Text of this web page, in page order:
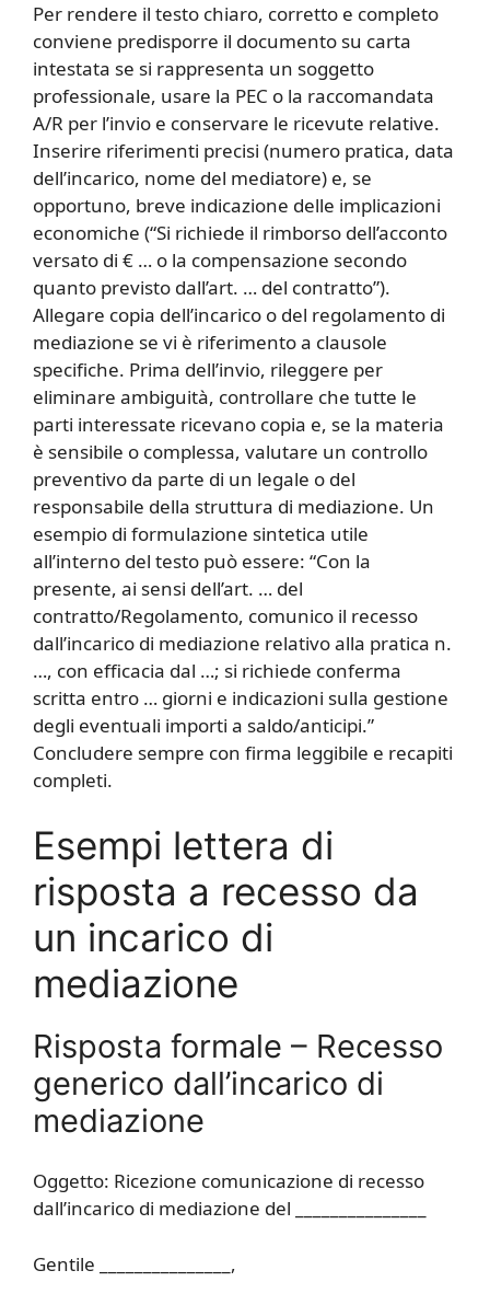
Per rendere il testo chiaro, corretto e completo
conviene predisporre il documento su carta
intestata se si rappresenta un soggetto
professionale, usare la PEC o la raccomandata
A/R per l’invio e conservare le ricevute relative.
Inserire riferimenti precisi (numero pratica, data
dell’incarico, nome del mediatore) e, se
opportuno, breve indicazione delle implicazioni
economiche (“Si richiede il rimborso dell’acconto
versato di € … o la compensazione secondo
quanto previsto dall’art. … del contratto”).
Allegare copia dell’incarico o del regolamento di
mediazione se vi è riferimento a clausole
specifiche. Prima dell’invio, rileggere per
eliminare ambiguità, controllare che tutte le
parti interessate ricevano copia e, se la materia
è sensibile o complessa, valutare un controllo
preventivo da parte di un legale o del
responsabile della struttura di mediazione. Un
esempio di formulazione sintetica utile
all’interno del testo può essere: “Con la
presente, ai sensi dell’art. … del
contratto/Regolamento, comunico il recesso
dall’incarico di mediazione relativo alla pratica n.
…, con efficacia dal …; si richiede conferma
scritta entro … giorni e indicazioni sulla gestione
degli eventuali importi a saldo/anticipi.”
Concludere sempre con firma leggibile e recapiti
completi.
Esempi lettera di
risposta a recesso da
un incarico di
mediazione​
Risposta formale – Recesso
generico dall’incarico di
mediazione
Oggetto: Ricezione comunicazione di recesso
dall’incarico di mediazione del _______________
Gentile _______________,